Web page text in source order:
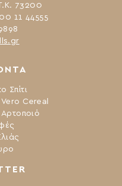
Σπίτι
Cereal
73200
11 44555